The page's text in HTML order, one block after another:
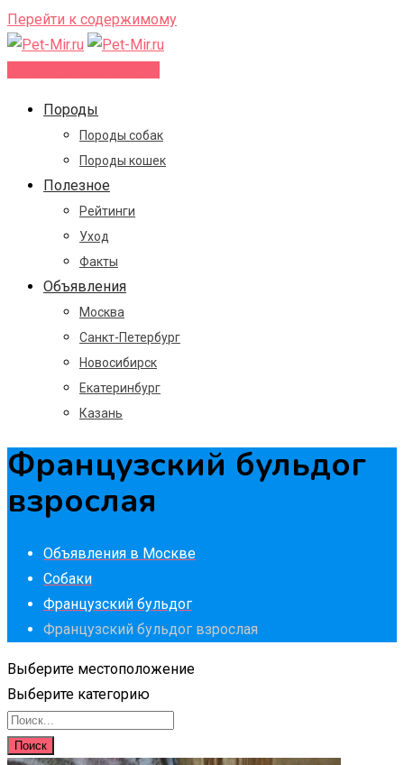
Перейти к содержимому
Породы
Породы собак
Породы кошек
Полезное
Рейтинги
Уход
Факты
Объявления
Москва
Санкт-Петербург
Новосибирск
Екатеринбург
Казань
Французский бульдог
взрослая
Объявления в Москве
Собаки
Французский бульдог
Французский бульдог взрослая
Выберите местоположение
Выберите категорию
Поиск